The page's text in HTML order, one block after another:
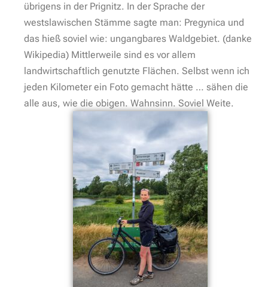
übrigens in der Prignitz. In der Sprache der
westslawischen Stämme sagte man: Pregynica und
das hieß soviel wie: ungangbares Waldgebiet. (danke
Wikipedia) Mittlerweile sind es vor allem
landwirtschaftlich genutzte Flächen. Selbst wenn ich
jeden Kilometer ein Foto gemacht hätte … sähen die
alle aus, wie die obigen. Wahnsinn. Soviel Weite.